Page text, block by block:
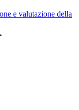
e valutazione della